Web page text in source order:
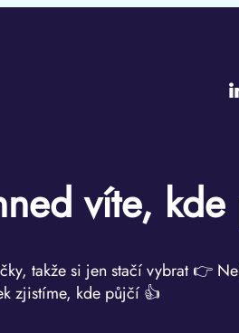
víte,
takže si jen stačí vybrat 👉
zjistíme, kde půjčí 👍